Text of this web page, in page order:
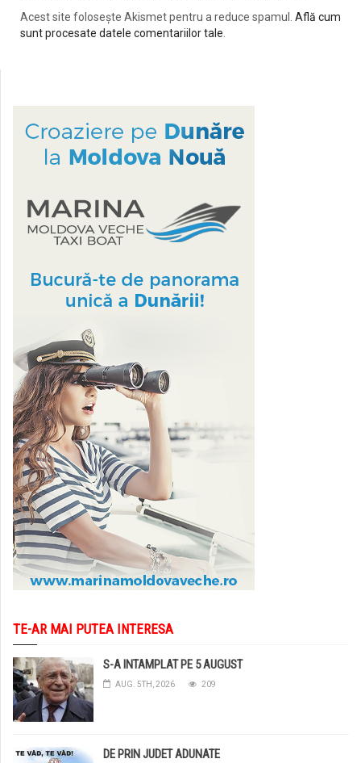
Acest site folosește Akismet pentru a reduce spamul. Află cum
sunt procesate datele comentariilor tale
TE-AR MAI PUTEA INTERESA
S-A INTAMPLAT PE 5 AUGUST
AUG. 5TH, 2026 209
DE PRIN JUDET ADUNATE